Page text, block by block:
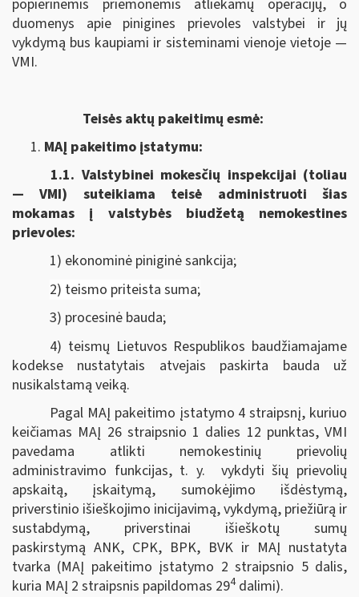
popierinėmis priemonėmis atliekamų operacijų, o
duomenys apie pinigines prievoles valstybei ir jų
vykdymą bus kaupiami ir sisteminami vienoje vietoje —
VMI.
Teisės aktų pakeitimų esmė:
MAĮ pakeitimo įstatymu:
1.1. Valstybinei mokesčių inspekcijai (toliau
— VMI) suteikiama
teisė administruoti šias
mokamas į valstybės biudžetą nemokestines
prievoles:
1) ekonominė piniginė sankcija;
2) teismo priteista suma;
3) procesinė bauda;
4) teismų Lietuvos Respublikos baudžiamajame
kodekse nustatytais atvejais paskirta bauda už
nusikalstamą veiką.
Pagal MAĮ pakeitimo įstatymo 4 straipsnį, kuriuo
keičiamas MAĮ 26 straipsnio 1 dalies 12 punktas, VMI
pavedama atlikti nemokestinių prievolių
administravimo funkcijas, t. y. vykdyti šių prievolių
apskaitą, įskaitymą, sumokėjimo išdėstymą,
priverstinio išieškojimo inicijavimą, vykdymą, priežiūrą ir
sustabdymą, priverstinai išieškotų sumų
paskirstymą ANK, CPK, BPK, BVK ir MAĮ nustatyta
tvarka (MAĮ pakeitimo įstatymo 2 straipsnio 5 dalis,
kuria MAĮ 2 straipsnis papildomas 294dalimi).